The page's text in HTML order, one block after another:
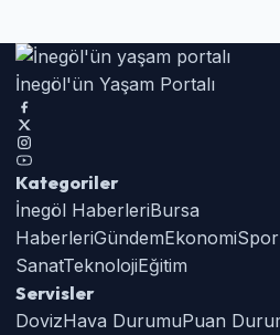
İnegöl'ün Yaşam Portalı
Kategoriler
İnegöl HaberleriBursa
HaberleriGündemEkonomiSpor
SanatTeknolojiEğitim
Servisler
DovizHava DurumuPuan